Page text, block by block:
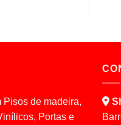
Pisos de madeira,
Portas e